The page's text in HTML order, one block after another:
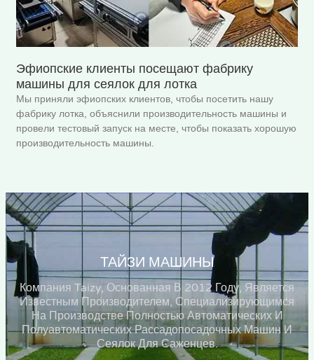
Эфиопские клиенты посещают фабрику
машины для сеялок для лотка
Мы приняли эфиопских клиентов, чтобы посетить нашу
фабрику лотка, объяснили производительность машины и
провели тестовый запуск на месте, чтобы показать хорошую
производительность машины.
ТАЙЗИ МАШИНЫ
Компания Taizy, Основанная В 2012 Году, Является
Известным Производителем, Специализирующимся
На Производстве Полностью Автоматических И
Полуавтоматических Рассадопосадочных Машин И
Сеялок Для Саженцев.